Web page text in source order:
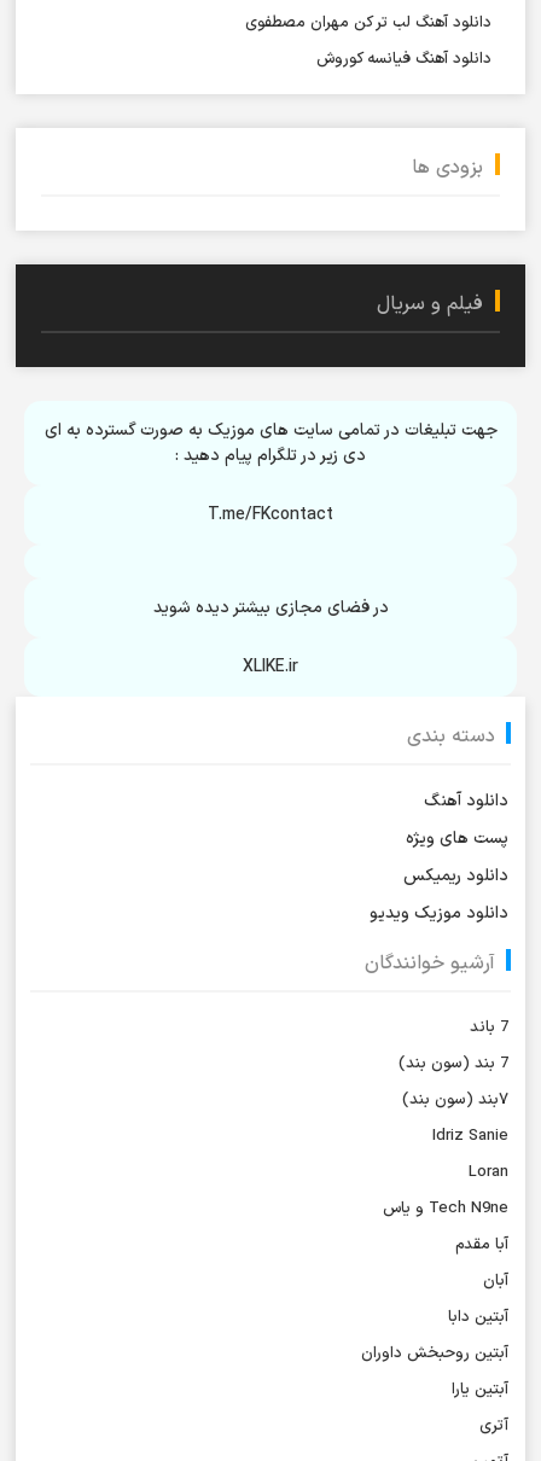
دانلود آهنگ لب تر کن مهران مصطفوی
دانلود آهنگ فیانسه کوروش
بزودی ها
فیلم و سریال
جهت تبلیغات در تمامی سایت های موزیک به صورت گسترده به ای
دی زیر در تلگرام پیام دهید :
T.me/FKcontact
در فضای مجازی بیشتر دیده شوید
XLIKE.ir
دسته بندی
دانلود آهنگ
پست های ویژه
دانلود ریمیکس
دانلود موزیک ویدیو
آرشیو خوانندگان
7 باند
7 بند (سون بند)
۷بند (سون بند)
Idriz Sanie
Loran
Tech N9ne و یاس
آبا مقدم
آبان
آبتین دابا
آبتین روحبخش داوران
آبتین یارا
آتری